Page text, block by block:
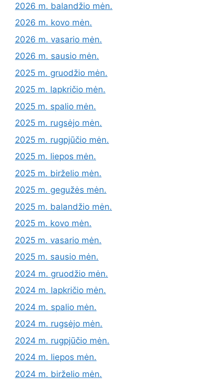
2026 m. balandžio mėn.
2026 m. kovo mėn.
2026 m. vasario mėn.
2026 m. sausio mėn.
2025 m. gruodžio mėn.
2025 m. lapkričio mėn.
2025 m. spalio mėn.
2025 m. rugsėjo mėn.
2025 m. rugpjūčio mėn.
2025 m. liepos mėn.
2025 m. birželio mėn.
2025 m. gegužės mėn.
2025 m. balandžio mėn.
2025 m. kovo mėn.
2025 m. vasario mėn.
2025 m. sausio mėn.
2024 m. gruodžio mėn.
2024 m. lapkričio mėn.
2024 m. spalio mėn.
2024 m. rugsėjo mėn.
2024 m. rugpjūčio mėn.
2024 m. liepos mėn.
2024 m. birželio mėn.